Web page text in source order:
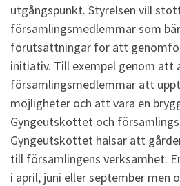
utgångspunkt. Styrelsen vill
församlingsmedlemmar som
förutsättningar för att
initiativ. Till exempel genom
församlingsmedlemmar att
möjligheter och att vara en
Gyngeutskottet och
Gyngeutskottet hälsar att
till församlingens verksamhet.
i april, juni eller september men